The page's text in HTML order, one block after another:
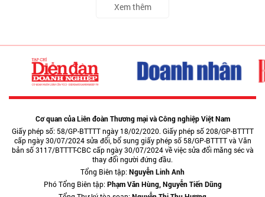
Xem thêm
Cơ quan của Liên đoàn Thương mại và Công nghiệp Việt Nam
Giấy phép số: 58/GP-BTTTT ngày 18/02/2020. Giấy phép số 208/GP-BTTTT
cấp ngày 30/07/2024 sửa đổi, bổ sung giấy phép số 58/GP-BTTTT và Văn
bản số 3117/BTTTT-CBC cấp ngày 30/07/2024 về việc sửa đổi măng séc và
thay đổi người đứng đầu.
Tổng Biên tập:Nguyễn Linh Anh
Phó Tổng Biên tập:Phạm Văn Hùng, Nguyễn Tiến Dũng